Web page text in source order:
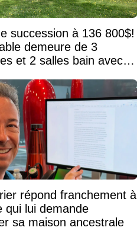
succession à 136 800$!
demeure de 3
et 2 salles bain avec
répond franchement à
qui lui demande
sa maison ancestrale